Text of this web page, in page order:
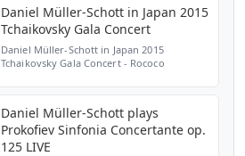
Daniel Müller-Schott in Japan 2015
Tchaikovsky Gala Concert
Daniel Müller-Schott in Japan 2015
Tchaikovsky Gala Concert - Rococo
Daniel Müller-Schott plays
Prokofiev Sinfonia Concertante op.
125 LIVE